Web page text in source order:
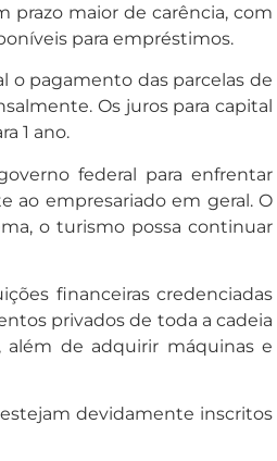
prazo maior de carência, com
para empréstimos.
o pagamento das parcelas de
Os juros para capital
1 ano.
federal para enfrentar
ao empresariado em geral. O
o turismo possa continuar
financeiras credenciadas
privados de toda a cadeia
além de adquirir máquinas e
estejam devidamente inscritos